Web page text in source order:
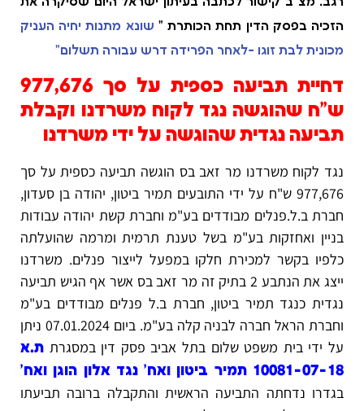
הזכיה בפסק הדין תחת הכותרת " שונא מתנות יחיה העניק
מכונית לבת זוגו -לאחר הפרידה דרש עבורה תשלום"
דחיית תביעה כספית על סך 977,676
ש"ח שהוגשה נגד לקוח משרדנו וקבלת
תביעה נגדית שהוגשה על ידי משרדנו
נגד לקוח משרדנו מר זאב בס הוגשה תביעה כספית על סך
977,676 ש"ח על ידי התובעים תמיר ביטון, יהודה בן סעדון,
חברת ב.ל.פנלים מבודדים בע"מ וחברת קשת יהודה עבודות
בניין ואחזקות בע"מ בשל טענת תרמית ומרמה שהועלתה
כלפיו בקשר למכירת חלקו במפעל לייצור פנלים. משרדנו
ייצג את הנתבע 2 בתיק זה מר זאב בס אשר אף הגיש תביעה
נגדית כנגד תמיר ביטון, חברת ב.ל פנלים מבודדים בע"מ
וחברת הראל חברה לבניה קלה בע"מ. ביום 07.01.2024 ניתן
על ידי בית משפט שלום בתל אביב פסק דין במסגרת ת.א
10081-07-18 תמיר ביטון ואח' נגד אלון הוגן ואח'
בגדרו נדחתה התביעה הראשית והתקבלה ברובה תביעתו